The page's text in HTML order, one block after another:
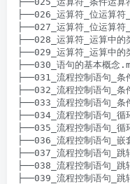
├──026_运算符_位运算
├──027_运算符_位运算
├──028_运算符_运算中
├──029_运算符_运算中
├──030_语句的基本概念
├──031_流程控制语句_
├──032_流程控制语句_
├──033_流程控制语句_
├──034_流程控制语句
├──035_流程控制语句_
├──036_流程控制语句_
├──037_流程控制语句_
├──038_流程控制语句_
├──039_流程控制语句_